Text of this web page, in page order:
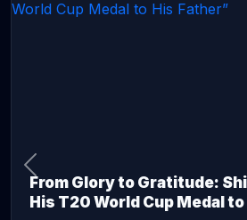
From Glory to Gratitude:
His T20 World Cup Medal